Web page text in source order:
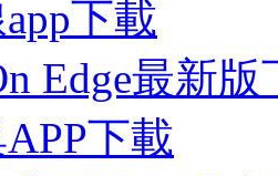
下載
Edge最新
下載